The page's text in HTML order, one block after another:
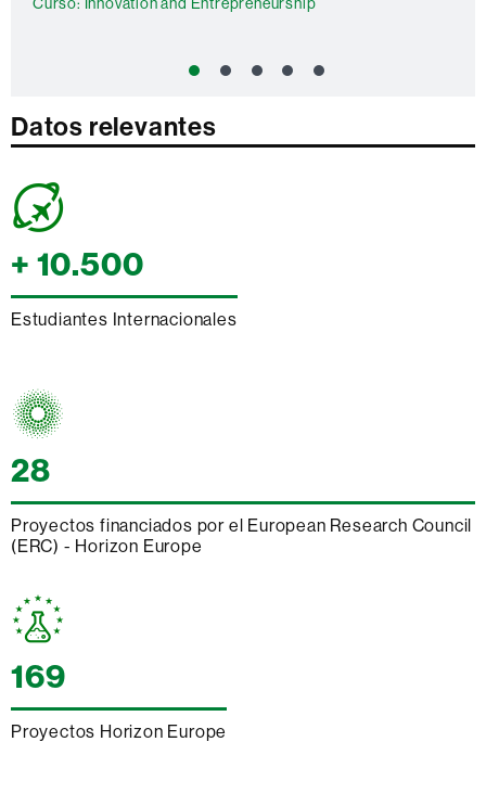
Datos
relevantes
Datos relevantes
+ 10.500
Estudiantes Internacionales
28
Proyectos financiados por el European Research Council
(ERC) - Horizon Europe
169
Proyectos Horizon Europe